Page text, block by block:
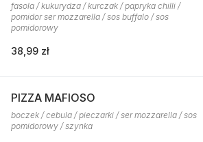
fasola / kukurydza / kurczak / papryka chilli /
pomidor ser mozzarella / sos buffalo / sos
pomidorowy
38,99 zł
PIZZA MAFIOSO
boczek / cebula / pieczarki / ser mozzarella / sos
pomidorowy / szynka